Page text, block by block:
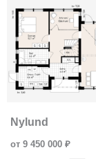
Nylund
от 9 450 000 ₽